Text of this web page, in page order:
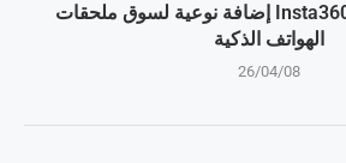
شاشة Snap من Insta360 إضافة نوعية لسوق ملحقات
الهواتف الذكية
26/04/08